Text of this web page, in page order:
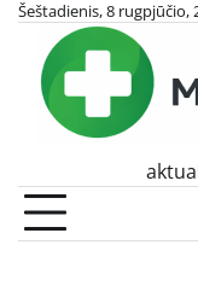
Skip
content
Šeštadienis, 8 rugpjūčio,